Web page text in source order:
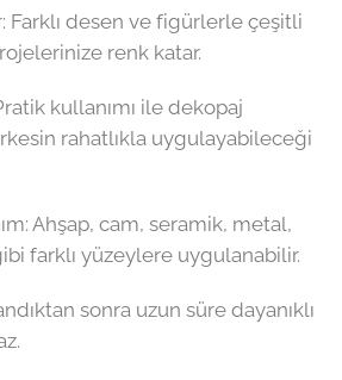
Farklı desen ve figürlerle çeşitli
renk katar.
kullanımı ile dekopaj
rahatlıkla uygulayabileceği
Ahşap, cam, seramik, metal,
farklı yüzeylere uygulanabilir.
sonra uzun süre dayanıklı